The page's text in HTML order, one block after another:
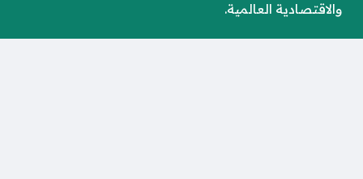
والاقتصادية العالمية.